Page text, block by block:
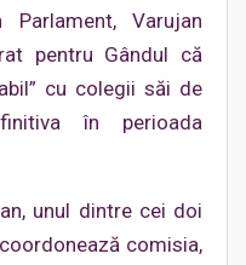
Varujan
pentru Gândul că
cu colegii săi de
în perioada
unul dintre cei doi
comisia,